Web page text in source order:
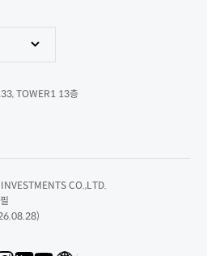
TOWER1 13층
CO.,LTD.